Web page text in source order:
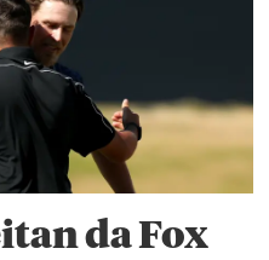
da Fox